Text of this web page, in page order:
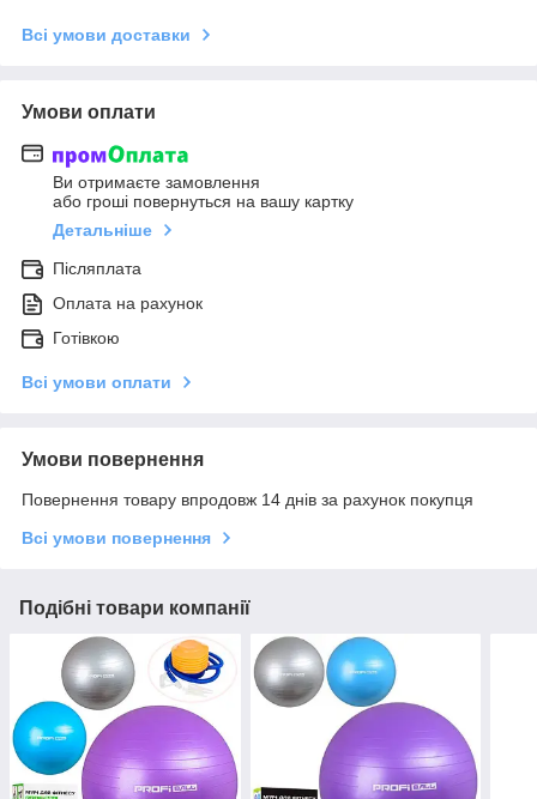
Всі умови доставки
Умови оплати
Ви отримаєте замовлення
або гроші повернуться на вашу картку
Детальніше
Післяплата
Оплата на рахунок
Готівкою
Всі умови оплати
Умови повернення
Повернення товару впродовж 14 днів за рахунок покупця
Всі умови повернення
Подібні товари компанії